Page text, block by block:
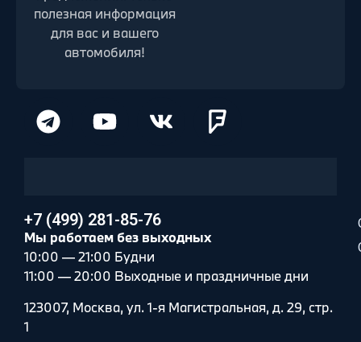
полезная информация
для вас и вашего
автомобиля!
+7 (499) 281-85-76
Мы работаем без выходных
10:00 — 21:00 Будни
11:00 — 20:00 Выходные и праздничные дни
123007, Москва, ул. 1-я Магистральная, д. 29, стр.
1